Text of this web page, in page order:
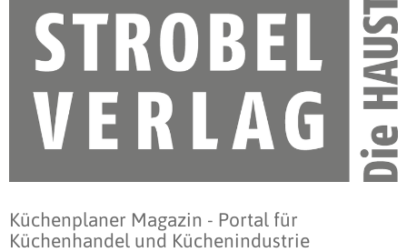
Küchenplaner Magazin - Portal für
Küchenhandel und Küchenindustrie